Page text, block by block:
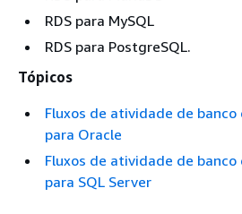
RDS para MySQL
RDS para PostgreSQL.
Tópicos
Fluxos de atividade de banco
para Oracle
Fluxos de atividade de banco
para SQL Server